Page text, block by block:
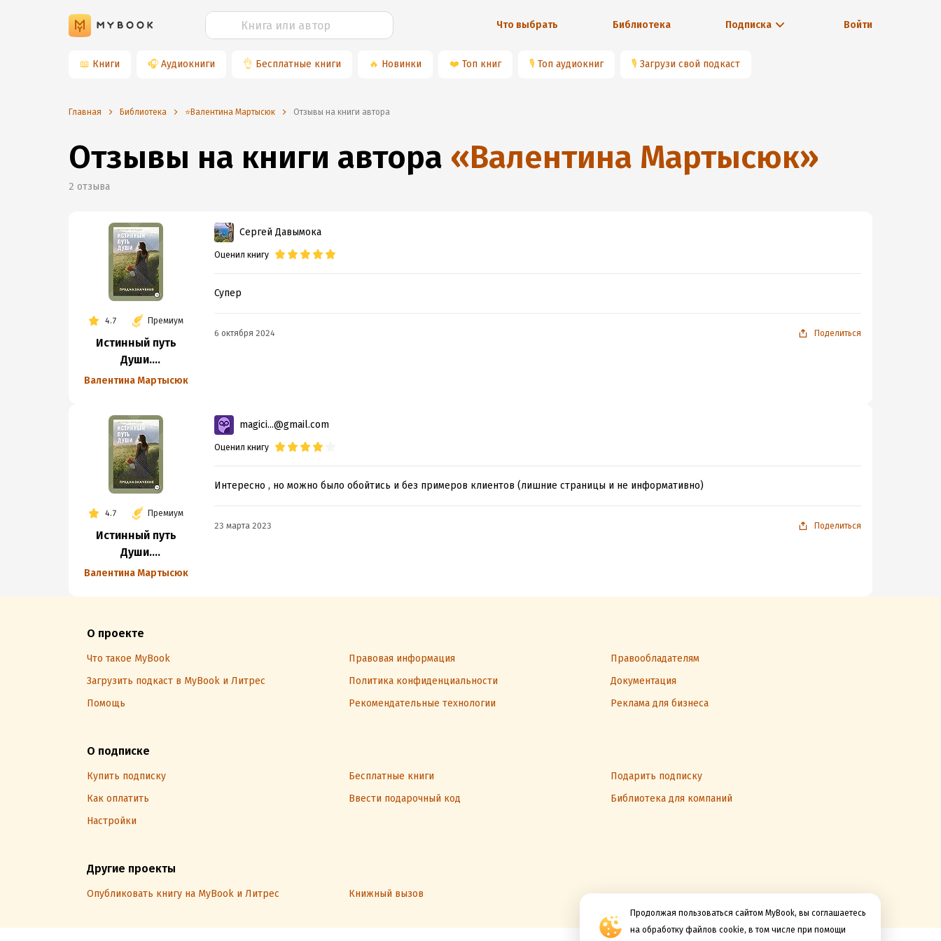
Что выбрать Библиотека Подписка Войти
📖 Книги 🎧 Аудиокниги 👌 Бесплатные книги 🔥 Новинки ❤️ Топ книг 🎙 Топ аудиокниг 🎙 Загрузи свой подкаст
Продолжая пользоваться сайтом MyBook, вы соглашаетесь
на обработку файлов cookie, в том числе при помощи
Главная Библиотека ⭐️Валентина Мартысюк Отзывы на книги автора
Отзывы на книги автора «Валентина Мартысюк»
2 отзыва
4.7 Премиум
Истинный путь
Души.
Предназначение
Валентина Мартысюк
Сергей Давымока
Оценил книгу
Супер
6 октября 2024 Поделиться
4.7 Премиум
Истинный путь
Души.
Предназначение
Валентина Мартысюк
magici...@gmail.com
Оценил книгу
Интересно , но можно было обойтись и без примеров клиентов (лишние страницы и не информативно)
23 марта 2023 Поделиться
О проекте
Что такое MyBook Правовая информация
Правообладателям
Загрузить подкаст в MyBook и Литрес
Политика конфиденциальности
Документация
Помощь
Рекомендательные технологии Реклама для бизнеса
О подписке
Купить подписку Бесплатные книги
Подарить подписку
Как оплатить
Ввести подарочный код
Библиотека для компаний
Настройки
Другие проекты
Опубликовать книгу на MyBook и Литрес Книжный вызов